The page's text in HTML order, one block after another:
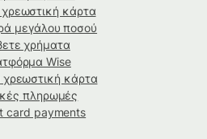
χρεωστική κάρτα
μεγάλου ποσού
χρήματα
Wise
χρεωστική κάρτα
πληρωμές
card payments